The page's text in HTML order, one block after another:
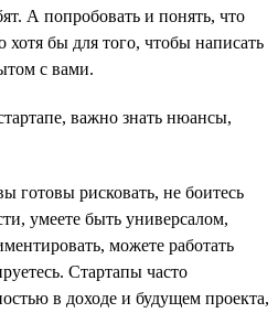
А попробовать и понять, что
хотя бы для того, чтобы написать
с вами.
важно знать нюансы,
готовы рисковать, не боитесь
умеете быть универсалом,
можете работать
Стартапы часто
в доходе и будущем проекта,